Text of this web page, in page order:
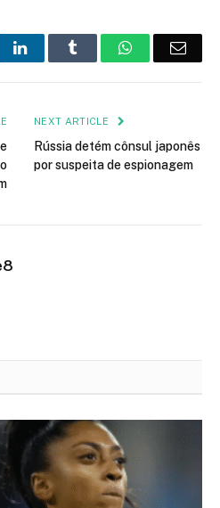
LinkedIn Tumblr WhatsApp
NEXT ARTICLE
Rússia detém cônsul japonês
por suspeita de espionagem